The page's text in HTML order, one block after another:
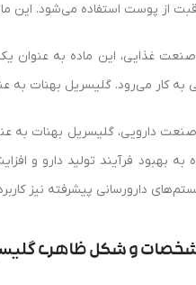
از پوست استفاده می‌شود. این
غذایی، این ماده به عنوان
به کار می‌رود. گلیسریل بهنات
دارویی، گلیسریل بهنات به
به بهبود فرآیند تولید دارو و
دارورسانی پیشرفته نیز
و شکل ظاهری